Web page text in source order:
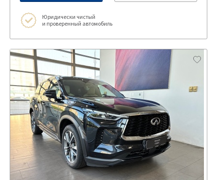
Юридически чистый
и проверенный автомобиль